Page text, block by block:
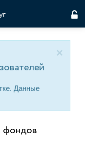
×
Данные